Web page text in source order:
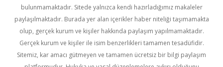
bulunmamaktadır. Sitede yalnızca kendi hazırladığımız makaleler
paylaşılmaktadır. Burada yer alan içerikler haber niteliği taşımamakta
olup, gerçek kurum ve kişiler hakkında paylaşım yapılmamaktadır.
Gerçek kurum ve kişiler ile isim benzerlikleri tamamen tesadüfidir.
Sitemiz, kar amacı gütmeyen ve tamamen ücretsiz bir bilgi paylaşım